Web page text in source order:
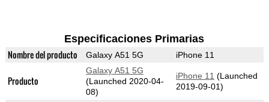
Especificaciones Primarias
Nombre del producto Galaxy A51 5G iPhone 11
Producto
Galaxy A51 5G
(Launched 2020-04-
08)
iPhone 11 (Launched
2019-09-01)